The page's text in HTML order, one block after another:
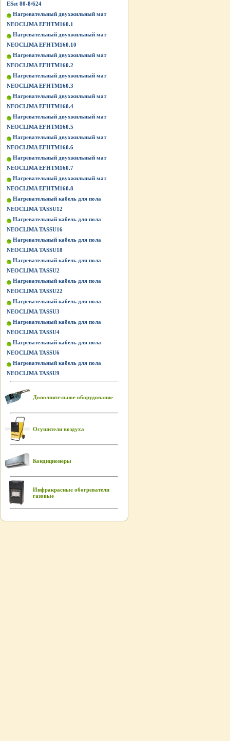
ESet 80-8/624
Нагревательный двухжильный мат
NEOCLIMA EFHTM160.1
Нагревательный двухжильный мат
NEOCLIMA EFHTM160.10
Нагревательный двухжильный мат
NEOCLIMA EFHTM160.2
Нагревательный двухжильный мат
NEOCLIMA EFHTM160.3
Нагревательный двухжильный мат
NEOCLIMA EFHTM160.4
Нагревательный двухжильный мат
NEOCLIMA EFHTM160.5
Нагревательный двухжильный мат
NEOCLIMA EFHTM160.6
Нагревательный двухжильный мат
NEOCLIMA EFHTM160.7
Нагревательный двухжильный мат
NEOCLIMA EFHTM160.8
Нагревательный кабель для пола
NEOCLIMA TASSU12
Нагревательный кабель для пола
NEOCLIMA TASSU16
Нагревательный кабель для пола
NEOCLIMA TASSU18
Нагревательный кабель для пола
NEOCLIMA TASSU2
Нагревательный кабель для пола
NEOCLIMA TASSU22
Нагревательный кабель для пола
NEOCLIMA TASSU3
Нагревательный кабель для пола
NEOCLIMA TASSU4
Нагревательный кабель для пола
NEOCLIMA TASSU6
Нагревательный кабель для пола
NEOCLIMA TASSU9
Дополнительное оборудование
Осушители воздуха
Кондиционеры
Инфракрасные обогреватели
газовые